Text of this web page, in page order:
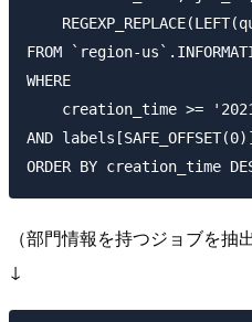
FROM `region-
WHERE
creation_time >=
AND
（部門情報を持つジョブを抽
↓